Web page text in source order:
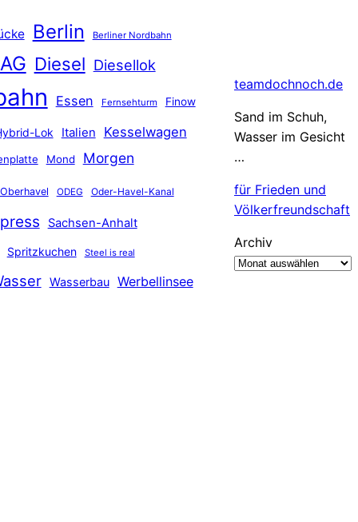
Berlin Berliner Nordbahn
Diesel Diesellok
Essen Fernsehturm Finow
Lok Italien Kesselwagen
Mond Morgen
Oberhavel ODEG Oder-Havel-Kanal
Sachsen-Anhalt
Spritzkuchen Steel is real
Wasserbau Werbellinsee
teamdochnoch.de
Sand im Schuh,
Wasser im Gesicht
…
für Frieden und
Völkerfreundschaft
Archiv